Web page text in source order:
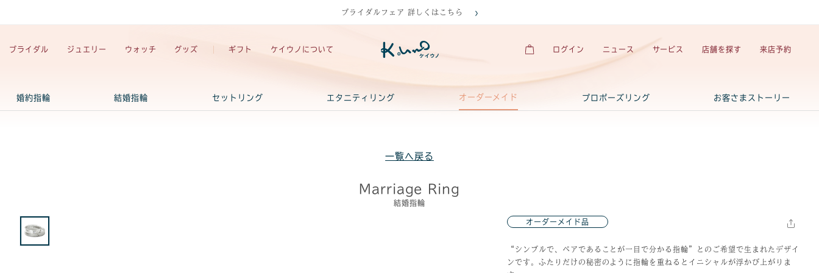
ブライダルフェア 詳しくはこちら
ブライダル ジュエリー ウォッチ グッズ ギフト ケイウノについて ログイン ニュース サービス 店舗を探す 来店予約
婚約指輪 結婚指輪 セットリング エタニティリング オーダーメイド プロポーズリング お客さまストーリー
一覧へ戻る
Marriage Ring
結婚指輪
オーダーメイド品
“シンプルで、ペアであることが一目で分かる指輪”とのご希望で生まれたデザイ
ンです。ふたりだけの秘密のように指輪を重ねるとイニシャルが浮かび上がりま